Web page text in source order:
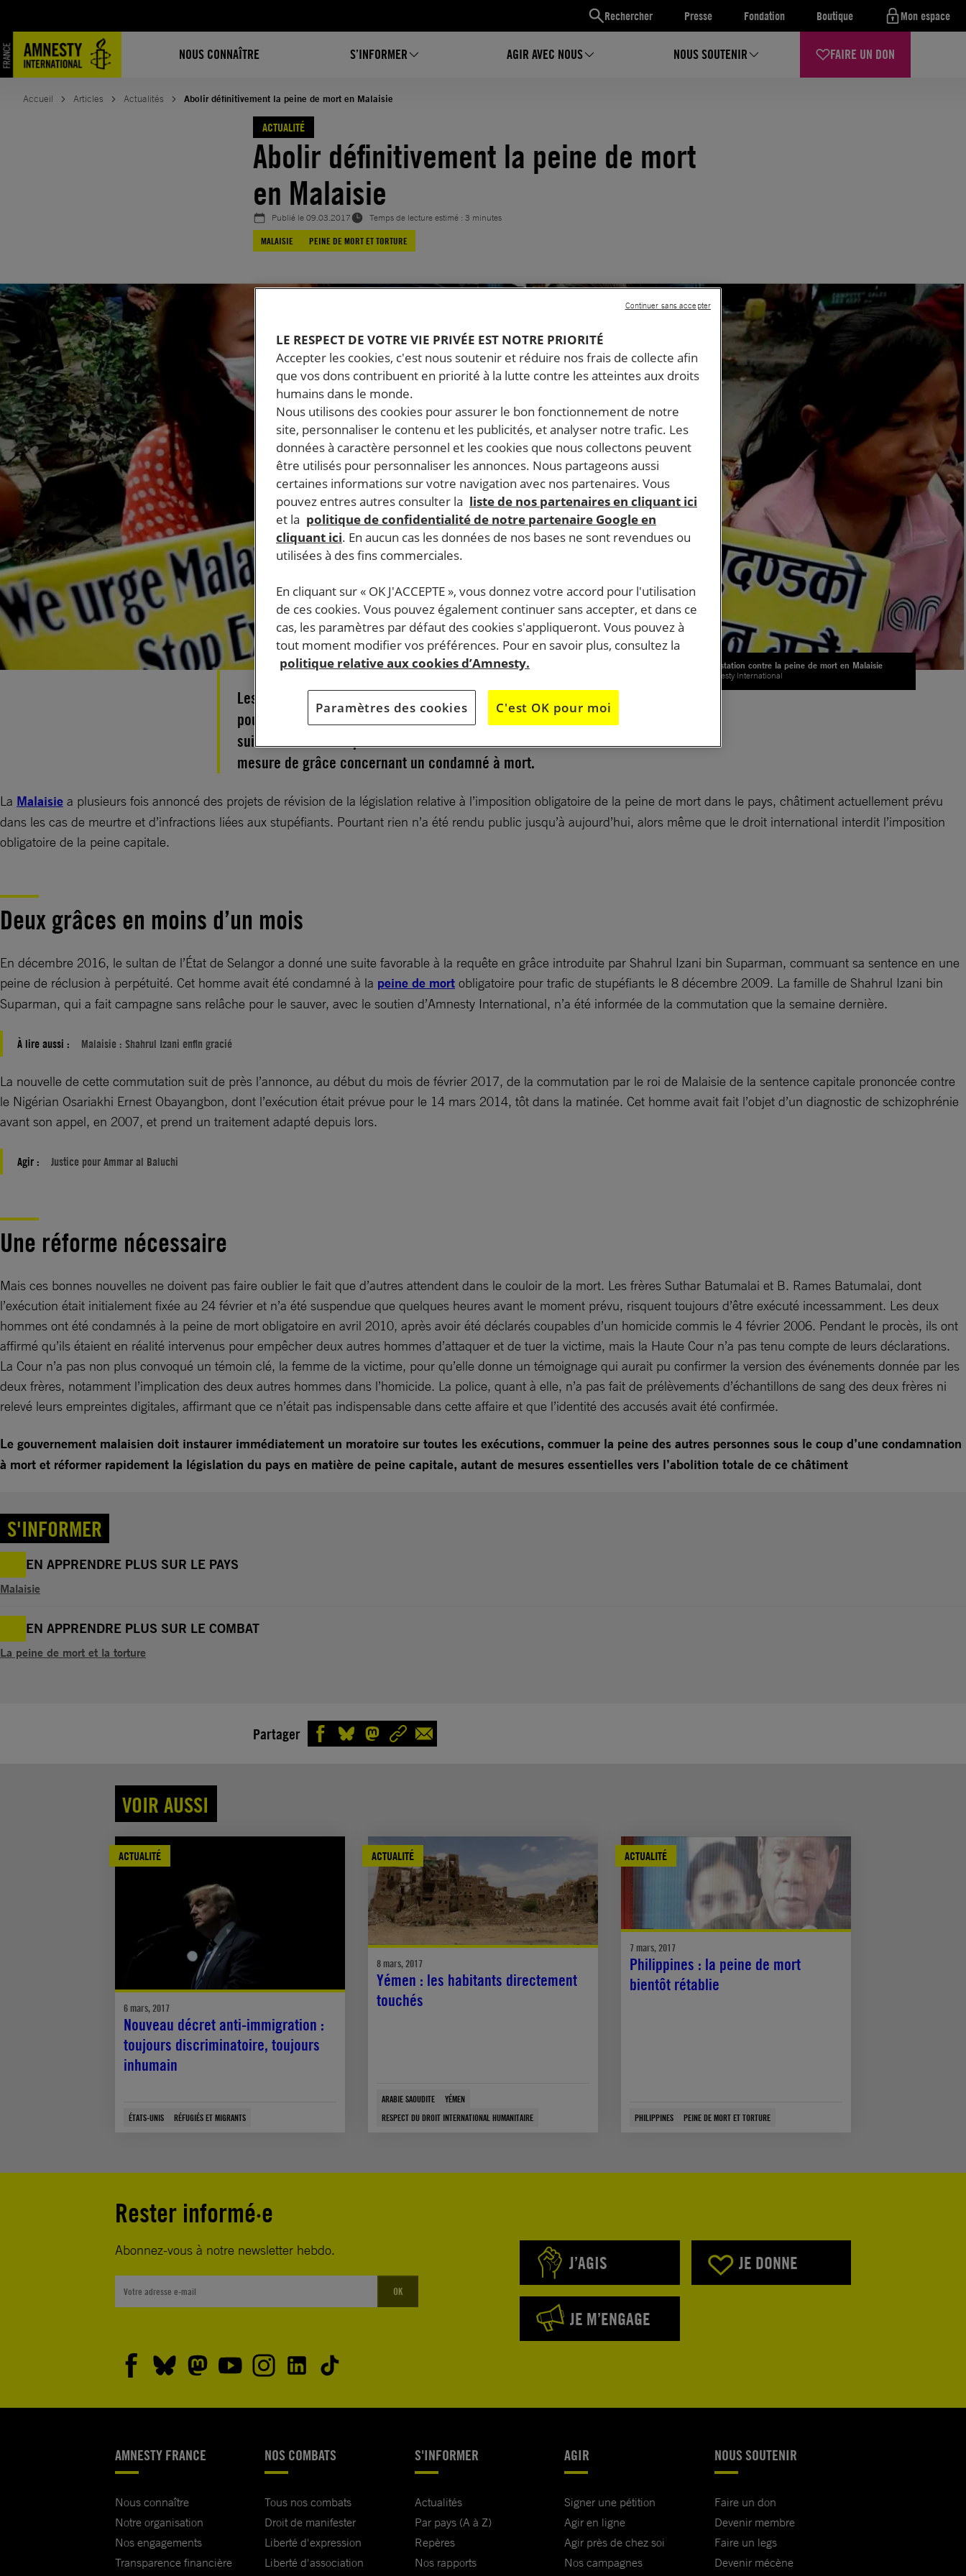
Rechercher Presse Fondation Boutique Mon espace
NOUS CONNAÎTRE S’INFORMER AGIR AVEC NOUS NOUS SOUTENIR FAIRE UN DON
contenu
Accueil Articles Actualités Abolir définitivement la peine de mort en Malaisie
ACTUALITÉ
Abolir définitivement la peine de mort
en Malaisie
Publié le09.03.2017
Temps de lecture estimé : 3 minutes
MALAISIE
PEINE DE MORT ET TORTURE
Manifestation contre la peine de mort en Malaisie
© Amnesty International
Les autorités malaisiennes doivent prendre rapidement des mesures
pour mettre un terme à toutes les exécutions et abolir la peine de mort,
suite à l’annonce – pour la deuxième fois en moins d’un mois – d’une
mesure de grâce concernant un condamné à mort.
La Malaisie a plusieurs fois annoncé des projets de révision de la législation relative à l’imposition obligatoire de la peine de mort dans le pays, châtiment actuellement prévu
dans les cas de meurtre et d’infractions liées aux stupéfiants. Pourtant rien n’a été rendu public jusqu’à aujourd’hui, alors même que le droit international interdit l’imposition
obligatoire de la peine capitale.
Deux grâces en moins d’un mois
En décembre 2016, le sultan de l’État de Selangor a donné une suite favorable à la requête en grâce introduite par Shahrul Izani bin Suparman, commuant sa sentence en une
peine de réclusion à perpétuité. Cet homme avait été condamné à la peine de mort obligatoire pour trafic de stupéfiants le 8 décembre 2009. La famille de Shahrul Izani bin
Suparman, qui a fait campagne sans relâche pour le sauver, avec le soutien d’Amnesty International, n’a été informée de la commutation que la semaine dernière.
À lire aussi : Malaisie : Shahrul Izani enfin gracié
La nouvelle de cette commutation suit de près l’annonce, au début du mois de février 2017, de la commutation par le roi de Malaisie de la sentence capitale prononcée contre
le Nigérian Osariakhi Ernest Obayangbon, dont l’exécution était prévue pour le 14 mars 2014, tôt dans la matinée. Cet homme avait fait l’objet d’un diagnostic de schizophrénie
avant son appel, en 2007, et prend un traitement adapté depuis lors.
Agir : Justice pour Ammar al Baluchi
Une réforme nécessaire
Mais ces bonnes nouvelles ne doivent pas faire oublier le fait que d’autres attendent dans le couloir de la mort. Les frères Suthar Batumalai et B. Rames Batumalai, dont
l’exécution était initialement fixée au 24 février et n’a été suspendue que quelques heures avant le moment prévu, risquent toujours d’être exécuté incessamment. Les deux
hommes ont été condamnés à la peine de mort obligatoire en avril 2010, après avoir été déclarés coupables d’un homicide commis le 4 février 2006. Pendant le procès, ils ont
affirmé qu’ils étaient en réalité intervenus pour empêcher deux autres hommes d’attaquer et de tuer la victime, mais la Haute Cour n’a pas tenu compte de leurs déclarations.
La Cour n’a pas non plus convoqué un témoin clé, la femme de la victime, pour qu’elle donne un témoignage qui aurait pu confirmer la version des événements donnée par les
deux frères, notamment l’implication des deux autres hommes dans l’homicide. La police, quant à elle, n’a pas fait de prélèvements d’échantillons de sang des deux frères ni
relevé leurs empreintes digitales, affirmant que ce n’était pas indispensable dans cette affaire et que l’identité des accusés avait été confirmée.
Le gouvernement malaisien doit instaurer immédiatement un moratoire sur toutes les exécutions, commuer la peine des autres personnes sous le coup d’une condamnation
à mort et réformer rapidement la législation du pays en matière de peine capitale, autant de mesures essentielles vers l’abolition totale de ce châtiment
S'INFORMER
EN APPRENDRE PLUS SUR LE PAYS
Malaisie
EN APPRENDRE PLUS SUR LE COMBAT
La peine de mort et la torture
Partager
VOIR AUSSI
ACTUALITÉ
6 mars, 2017
Nouveau décret anti-immigration :
toujours discriminatoire, toujours
inhumain
ÉTATS-UNIS RÉFUGIÉS ET MIGRANTS
ACTUALITÉ
8 mars, 2017
Yémen : les habitants directement
touchés
ARABIE SAOUDITE
YÉMEN
RESPECT DU DROIT INTERNATIONAL HUMANITAIRE
ACTUALITÉ
7 mars, 2017
Philippines : la peine de mort
bientôt rétablie
PHILIPPINES PEINE DE MORT ET TORTURE
Rester informé·e
Abonnez-vous à notre newsletter hebdo.
OK
J’AGIS JE DONNE
JE M’ENGAGE
AMNESTY FRANCE
Nous connaître
Notre organisation
Nos engagements
Transparence financière
NOS COMBATS
Tous nos combats
Droit de manifester
Liberté d'expression
Liberté d'association
S'INFORMER
Actualités
Par pays (A à Z)
Repères
Nos rapports
AGIR
Signer une pétition
Agir en ligne
Agir près de chez soi
Nos campagnes
NOUS SOUTENIR
Faire un don
Devenir membre
Faire un legs
Devenir mécène
LE RESPECT DE VOTRE VIE PRIVÉE EST NOTRE PRIORITÉ
Accepter les cookies, c'est nous soutenir et réduire nos frais de collecte afin
que vos dons contribuent en priorité à la lutte contre les atteintes aux droits
humains dans le monde.
Nous utilisons des cookies pour assurer le bon fonctionnement de notre
site, personnaliser le contenu et les publicités, et analyser notre trafic. Les
données à caractère personnel et les cookies que nous collectons peuvent
être utilisés pour personnaliser les annonces. Nous partageons aussi
certaines informations sur votre navigation avec nos partenaires. Vous
pouvez entres autres consulter la liste de nos partenaires en cliquant ici
et la politique de confidentialité de notre partenaire Google en
cliquant ici. En aucun cas les données de nos bases ne sont revendues ou
utilisées à des fins commerciales.
En cliquant sur « OK J'ACCEPTE », vous donnez votre accord pour l'utilisation
de ces cookies. Vous pouvez également continuer sans accepter, et dans ce
cas, les paramètres par défaut des cookies s'appliqueront. Vous pouvez à
tout moment modifier vos préférences. Pour en savoir plus, consultez la
politique relative aux cookies d’Amnesty.
Paramètres des cookies C'est OK pour moi
Continuer sans accepter